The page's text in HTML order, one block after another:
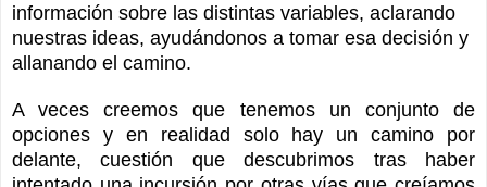
información sobre las distintas variables, aclarando
nuestras ideas, ayudándonos a tomar esa decisión y
allanando el camino.
A veces creemos que tenemos un conjunto de
opciones y en realidad solo hay un camino por
delante, cuestión que descubrimos tras haber